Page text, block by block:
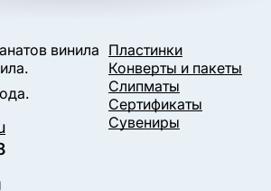
винила Пластинки
Конверты и пакеты
Слипматы
Сертификаты
Сувениры